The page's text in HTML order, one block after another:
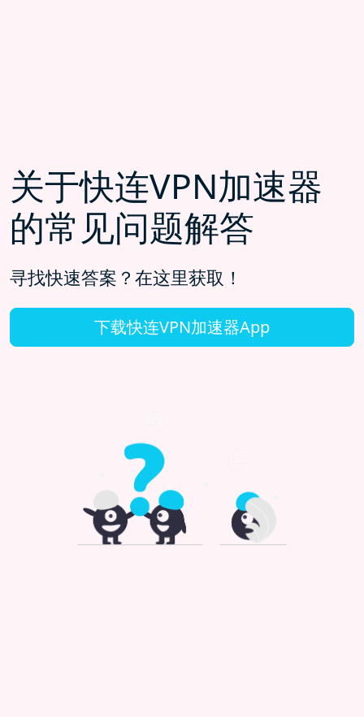
关于快连VPN加速器
的常见问题解答
寻找快速答案？在这里获取！
下载快连VPN加速器App